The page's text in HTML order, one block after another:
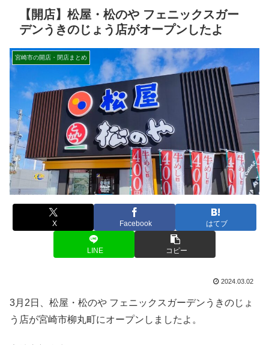
【開店】松屋・松のや フェニックスガー
デンうきのじょう店がオープンしたよ
宮崎市の開店・閉店まとめ
X Facebook はてブ
LINE コピー
2024.03.02
3月2日、松屋・松のや フェニックスガーデンうきのじょ
う店が宮崎市柳丸町にオープンしましたよ。